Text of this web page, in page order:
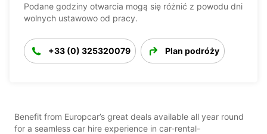
Podane godziny otwarcia mogą się różnić z powodu dni
wolnych ustawowo od pracy.
+33 (0) 325320079 Plan podróży
Benefit from Europcar’s great deals available all year round
for a seamless car hire experience in car-rental-